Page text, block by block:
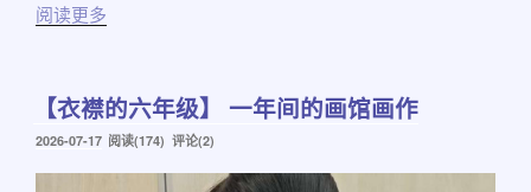
阅读更多
【衣襟的六年级】 一年间的画馆画作
发
2026-07-17 阅读(174) 评论(2)